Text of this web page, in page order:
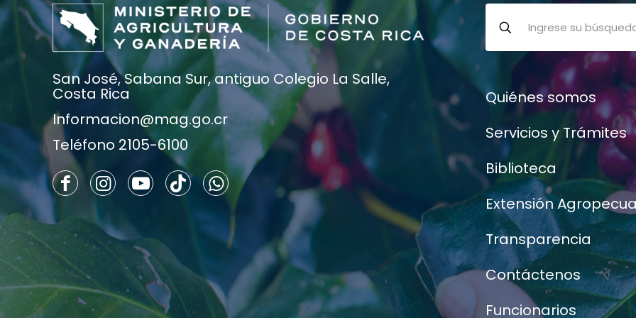
San José, Sabana Sur, antiguo Colegio La Salle,
Costa Rica
Informacion@mag.go.cr
Teléfono 2105-6100
Quiénes somos
Servicios y Trámites
Biblioteca
Extensión
Transparencia
Contáctenos
Funcionarios